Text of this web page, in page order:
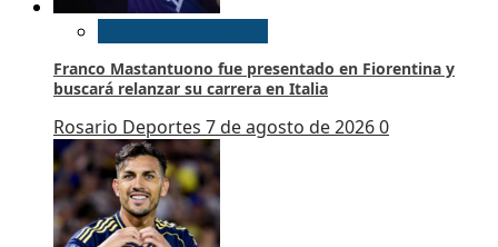
Franco Mastantuono fue presentado en Fiorentina y
buscará relanzar su carrera en Italia
Rosario Deportes 7 de agosto de 20260